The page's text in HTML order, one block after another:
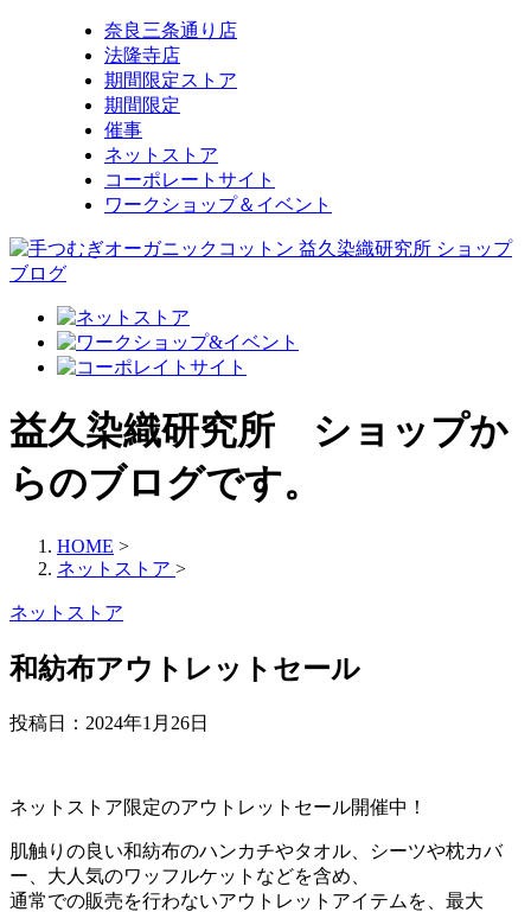
奈良三条通り店
法隆寺店
期間限定ストア
期間限定
催事
ネットストア
コーポレートサイト
ワークショップ＆イベント
益久染織研究所 ショップか
らのブログです。
HOME >
ネットストア >
ネットストア
和紡布アウトレットセール
投稿日： 2024年1月26日
ネットストア限定のアウトレットセール開催中！
肌触りの良い和紡布のハンカチやタオル、シーツや枕カバ
ー、大人気のワッフルケットなどを含め、
通常での販売を行わないアウトレットアイテムを、最大